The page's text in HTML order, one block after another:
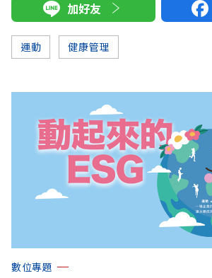
加好友
運動 健康管理
數位專題